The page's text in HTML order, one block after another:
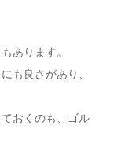
あります。
も良さがあり、
おくのも、ゴル